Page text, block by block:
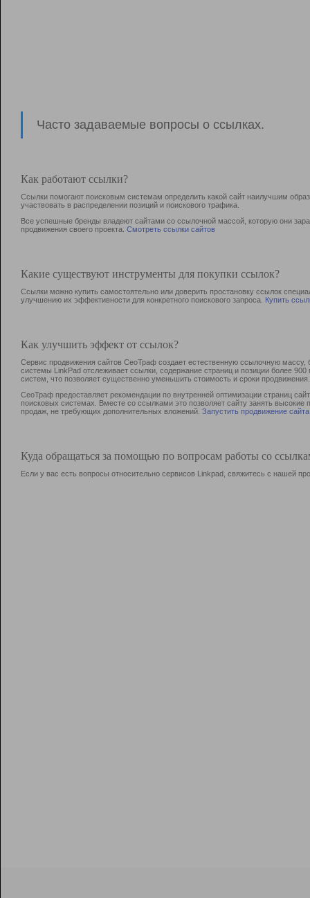
Часто задаваемые вопросы о ссылках.
Как работают ссылки?
Ссылки помогают поисковым системам определить какой сайт наилучшим
участвовать в раcпределении позиций и поискового трафика.
Все успешные бренды владеют сайтами со ссылочной массой, которую они
продвижения своего проекта. Смотреть ссылки сайтов
Какие существуют инструменты для покупки ссылок?
Ссылки можно купить самостоятельно или доверить простановку ссылок
улучшению их эффективности для конкретного поискового запроса. Купить
Как улучшить эффект от ссылок?
Сервис продвижения сайтов СеоТраф создает естественную ссылочную
системы LinkPad отслеживает ссылки, содержание страниц и позиции более
систем, что позволяет существенно уменьшить стоимость и сроки продвижения.
СеоТраф предоставляет рекомендации по внутренней оптимизации страниц
поисковых системах. Вместе со ссылками это позволяет сайту занять
продаж, не требующих дополнительных вложений. Запустить продвижение сайта
Куда обращаться за помощью по вопросам работы со
Если у вас есть вопросы относительно сервисов Linkpad, свяжитесь с нашей